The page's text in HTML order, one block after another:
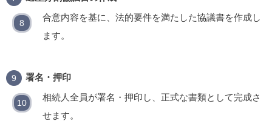
合意内容を基に、法的要件を満たした協議書を作成し
ます。
署名・押印
相続人全員が署名・押印し、正式な書類として完成さ
せます。